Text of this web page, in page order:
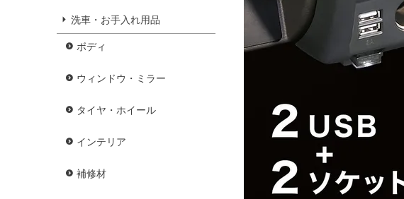
洗車・お手入れ用品
ボディ
ウィンドウ・ミラー
タイヤ・ホイール
インテリア
補修材